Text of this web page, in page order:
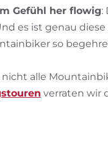
Gefühl her flowig:
es ist genau diese
so
alle
verraten wir